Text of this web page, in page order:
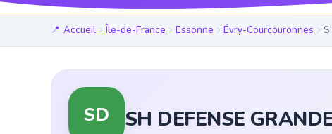
Accueil Île-de-France Essonne Évry-Courcouronnes
SD SH DEFENSE